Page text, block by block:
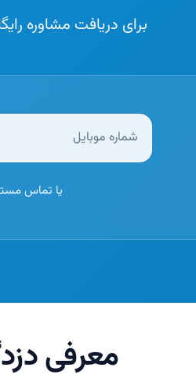
برای دریافت مشاوره
یا تماس
معرفی